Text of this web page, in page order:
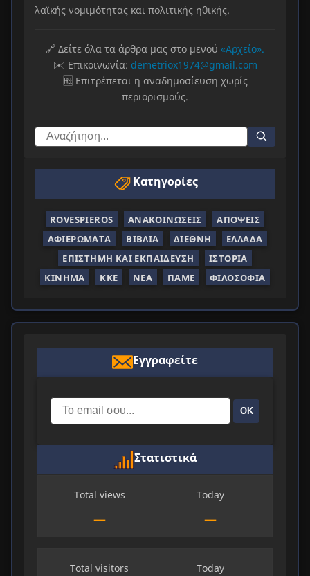
λαϊκής νομιμότητας και πολιτικής ηθικής.
🔗 Δείτε όλα τα άρθρα μας στο μενού «Αρχείο».
✉️ Επικοινωνία: demetriox1974@gmail.com
🆓 Επιτρέπεται η αναδημοσίευση χωρίς
περιορισμούς.
Κατηγορίες
ROVESPIEROS ΑΝΑΚΟΙΝΏΣΕΙΣ
ΑΠΌΨΕΙΣ
ΑΦΙΕΡΏΜΑΤΑ
ΒΙΒΛΊΑ ΔΙΕΘΝΉ
ΕΛΛΆΔΑ
ΕΠΙΣΤΉΜΗ ΚΑΙ ΕΚΠΑΊΔΕΥΣΗ
ΙΣΤΟΡΊΑ
ΚΊΝΗΜΑ
ΚΚΕ ΝΈΑ ΠΑΜΕ ΦΙΛΟΣΟΦΊΑ
Εγγραφείτε
ΟΚ
Στατιστικά
Total views
—
Today
—
Total visitors Today